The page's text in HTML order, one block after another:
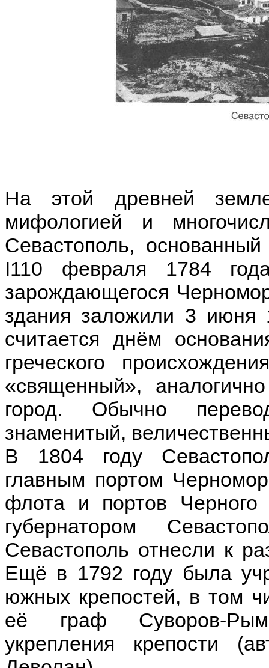
На этой древней
мифологией и
Севастополь,
I110 февраля 1784
зарождающегося
здания заложили 3 июня
считается днём
греческого
«священный»,
город. Обычно
знаменитый,
В 1804 году
главным портом
флота и портов
губернатором
Севастополь отнесли к
Ещё в 1792 году была
южных крепостей, в том
её граф Суворов-
укрепления крепости